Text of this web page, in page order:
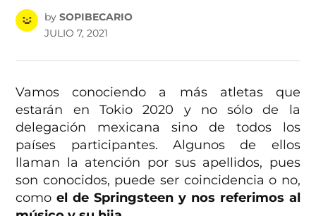
by SOPIBECARIO
JULIO 7, 2021
Vamos conociendo a más atletas que
estarán en Tokio 2020 y no sólo de la
delegación mexicana sino de todos los
países participantes. Algunos de ellos
llaman la atención por sus apellidos, pues
son conocidos, puede ser coincidencia o no,
comoel de Springsteen y nos referimos al